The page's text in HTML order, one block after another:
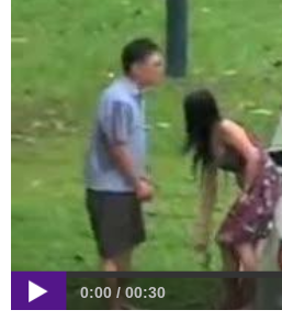
0:00 / 00:30